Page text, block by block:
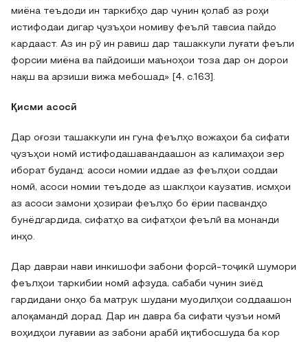
миёна теъдоди ин таркибҳо дар чунин қолаб аз роҳи
истифодаи дигар ҷузъҳои номиву феълӣ тавсиа пайдо
кардааст. Аз ин рӯ ин равиш дар ташаккули луғати феъли
форсии миёна ва пайдоиши маъноҳои тоза дар он дорои
нақш ва арзиши вижа мебошад» [4, c.163].
Қисми асосӣ
Дар оғози ташаккули ин гуна феълҳо вожаҳои ба сифати
ҷузъҳои номӣ истифодашавандаашон аз калимаҳои зер
иборат буданд: асоси номии иддае аз феълҳои соддаи
номӣ, асоси номии теъдоде аз шаклҳои каузатив, исмҳои
аз асоси замони ҳозираи феълҳо бо ёрии пасвандҳо
бунёдгардида, сифатҳо ва сифатҳои феълӣ ва монанди
инҳо.
Дар давраи нави инкишофи забони форсӣ-тоҷикӣ шумори
феълҳои таркибии номӣ афзуда, сабаби чунин зиёд
гардидани онҳо ба матрук шудани муодилҳои соддаашон
алоқамандӣ дорад. Дар ин давра ба сифати ҷузъи номӣ
воҳидҳои луғавии аз забони арабӣ иқтибосшуда ба кор